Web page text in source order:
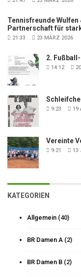
Tennisfreunde Wulfen
Partnerschaft für
21:33 23 MÄRZ 2026
2.
14:12
9:23 19
Vereinte
9:21 13
KATEGORIEN
Allgemein (40)
BR Damen A (2)
BR Damen B (2)